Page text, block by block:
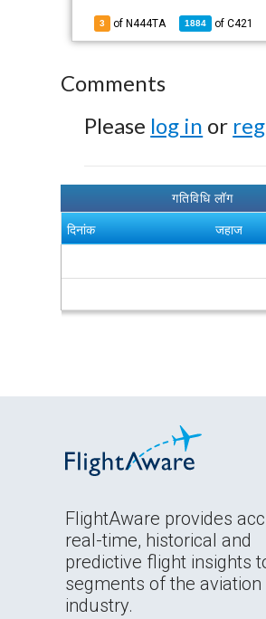
3 of N444TA 1884 ofC421
Comments
Please log in or
गतिविधि लॉग
दिनांक जहाज
FlightAware provides
real-time, historical and
predictive flight insights
segments of the aviation
industry.